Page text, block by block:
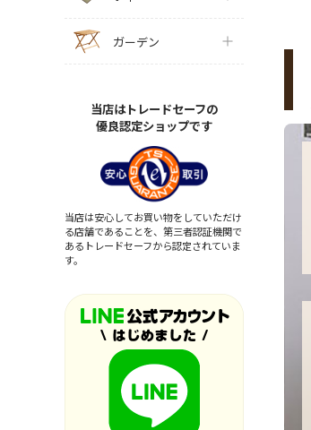
ガーデン
当店はトレードセーフの
優良認定ショップです
当店は安心してお買い物をしていただけ
る店舗であることを、第三者認証機関で
あるトレードセーフから認定されていま
す。